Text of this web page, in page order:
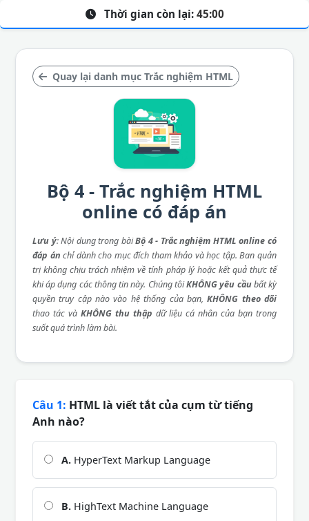
Quay lại danh mục Trắc nghiệm HTML
Bộ 4 - Trắc nghiệm HTML
online có đáp án
Lưu ý: Nội dung trong bàiBộ 4 - Trắc nghiệm HTML online có
đáp án chỉ dành cho mục đích tham khảo và học tập. Ban quản
trị không chịu trách nhiệm về tính pháp lý hoặc kết quả thực tế
khi áp dụng các thông tin này. Chúng tôiKHÔNG yêu cầubất kỳ
quyền truy cập nào vào hệ thống của bạn,KHÔNG theo dõi
thao tác và KHÔNG thu thập dữ liệu cá nhân của bạn trong
suốt quá trình làm bài.
Thời gian còn lại: 45:00
Câu 1: HTML là viết tắt của cụm từ tiếng
Anh nào?
A. HyperText Markup Language
B. HighText Machine Language